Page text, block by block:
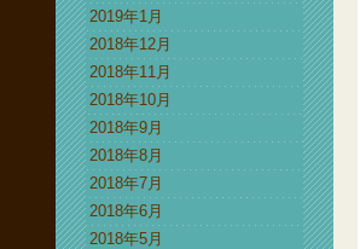
2019年1月
2018年12月
2018年11月
2018年10月
2018年9月
2018年8月
2018年7月
2018年6月
2018年5月